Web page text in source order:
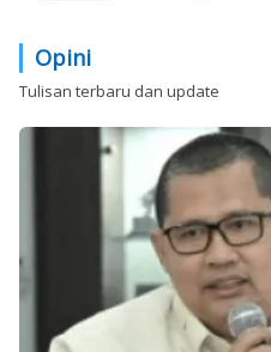
Opini
Tulisan terbaru dan update